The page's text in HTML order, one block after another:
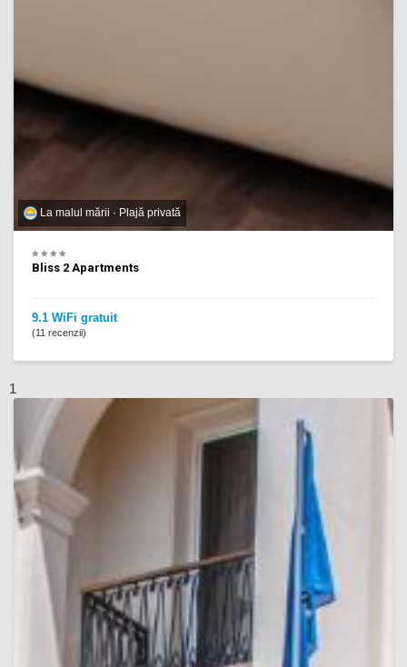
La malul mării · Plajă privată
Bliss 2 Apartments
9.1 WiFi gratuit
(11 recenzii)
1